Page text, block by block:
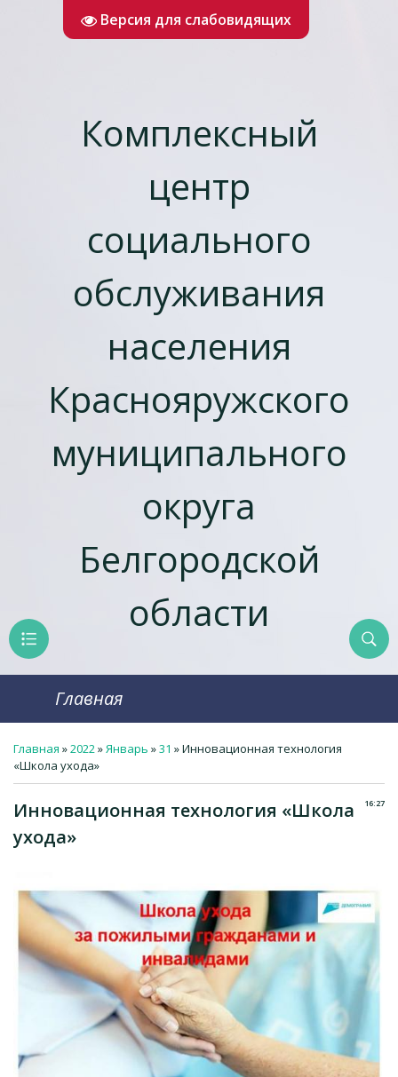
Версия для слабовидящих
Комплексный
центр
социального
обслуживания
населения
Краснояружcкого
муниципального
округа
Белгородской
области
Главная
Главная »2022»Январь »31 » Инновационная технология
«Школа ухода»
16:27
Инновационная технология «Школа
ухода»